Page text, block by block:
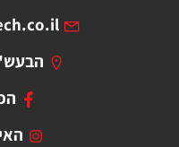
הבעש"ט 38,